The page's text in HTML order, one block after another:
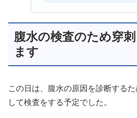
腹水の検査のため穿
ます
この日は、腹水の原因を診断するた
して検査をする予定でした。